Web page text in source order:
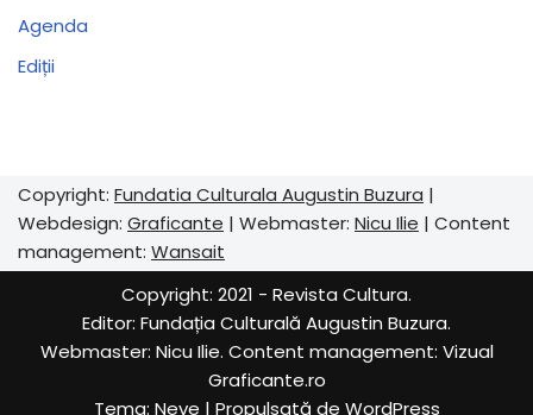
Agenda
Ediții
Copyright: Fundatia Culturala Augustin Buzura |
Webdesign: Graficante | Webmaster: Nicu Ilie | Content
management: Wansait
Copyright: 2021 - Revista Cultura.
Editor: Fundația Culturală Augustin Buzura.
Webmaster: Nicu Ilie. Content management: Vizual
Graficante.ro
Tema: Neve | Propulsată de WordPress